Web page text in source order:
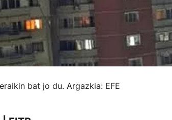
bat jo du. Argazkia: EFE